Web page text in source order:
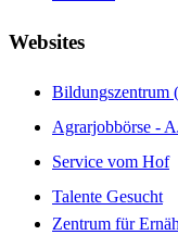
Websites
Bildungszentrum
Agrarjobbörse -
Service vom Hof
Talente Gesucht
Zentrum für